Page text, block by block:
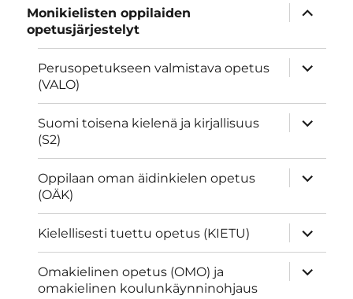
Monikielisten oppilaiden
opetusjärjestelyt
näytä
Perusopetukseen valmistava opetus
(VALO)
näytä
Suomi toisena kielenä ja kirjallisuus
(S2)
näytä
Oppilaan oman äidinkielen opetus
(OÄK)
näytä
Kielellisesti tuettu opetus (KIETU)
näytä
Omakielinen opetus (OMO) ja
omakielinen koulunkäynninohjaus
näytä